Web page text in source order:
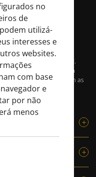
é uma experiência
o sabor da vida local.
cada aventura é pensada
através do contacto com as
no
de
utilizá-
interesses e
websites.
com base
e
por não
menos